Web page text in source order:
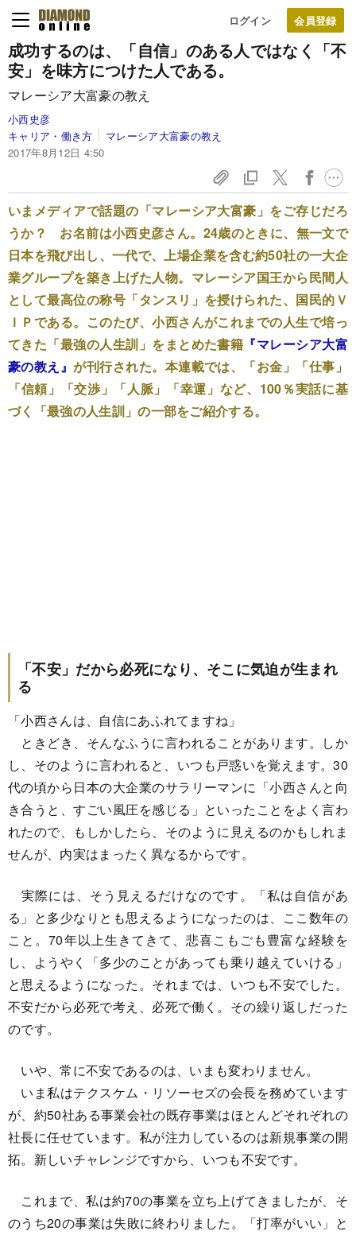
ログイン
成功するのは、「自信」のある人ではなく
「不
安」を味方につけた人である。
マレーシア大富豪の教え
小西史彦
キャリア・働き方
マレーシア大富豪の教え
2017年8月12日 4:50
いまメディアで話題の「マレーシア大富豪」をご存じだろ
うか？ お名前は小西史彦さん。24歳のときに、無一文で
日本を飛び出し、一代で、上場企業を含む約50社の一大企
業グループを築き上げた人物。マレーシア国王から民間人
として最高位の称号「タンスリ」を授けられた、国民的Ｖ
ＩＰである。このたび、小西さんがこれまでの人生で培っ
てきた「最強の人生訓」をまとめた書籍 『マレーシア大富
豪の教え』が刊行された。本連載では、「お金」「仕事」
「信頼」「交渉」「人脈」「幸運」など、100％実話に基
づく「最強の人生訓」の一部をご紹介する。
「不安」だから必死になり、そこに気迫が生まれ
る
「小西さんは、自信にあふれてますね」
ときどき、そんなふうに言われることがあります。しか
し、そのように言われると、いつも戸惑いを覚えます。30
代の頃から日本の大企業のサラリーマンに「小西さんと向
き合うと、すごい風圧を感じる」といったことをよく言わ
れたので、もしかしたら、そのように見えるのかもしれま
せんが、内実はまったく異なるからです。
実際には、そう見えるだけなのです。「私は自信があ
る」と多少なりとも思えるようになったのは、ここ数年の
こと。70年以上生きてきて、悲喜こもごも豊富な経験を
し、ようやく「多少のことがあっても乗り越えていける」
と思えるようになった。それまでは、いつも不安でした。
不安だから必死で考え、必死で働く。その繰り返しだった
のです。
いや、常に不安であるのは、いまも変わりません。
いま私はテクスケム・リソーセズの会長を務めています
が、約50社ある事業会社の既存事業はほとんどそれぞれの
社長に任せています。私が注力しているのは新規事業の開
拓。新しいチャレンジですから、いつも不安です。
これまで、私は約70の事業を立ち上げてきましたが、そ
のうち20の事業は失敗に終わりました。「打率がいい」と